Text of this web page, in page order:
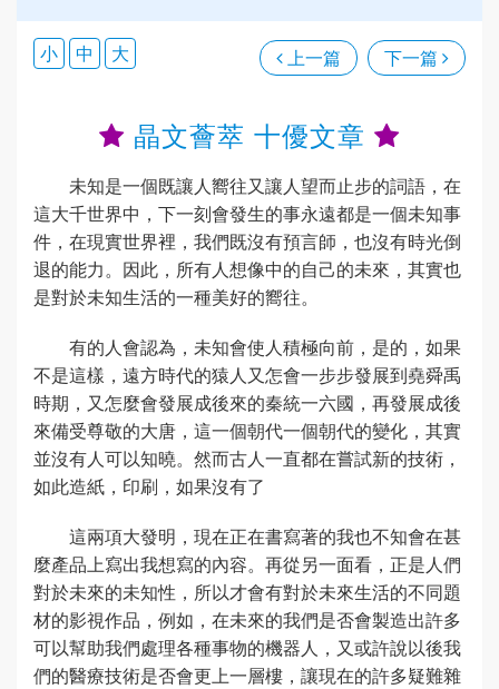
上一篇 下一篇
小 中 大
晶文薈萃 十優文章
未知是一個既讓人嚮往又讓人望而止步的詞語，在
這大千世界中，下一刻會發生的事永遠都是一個未知事
件，在現實世界裡，我們既沒有預言師，也沒有時光倒
退的能力。因此，所有人想像中的自己的未來，其實也
是對於未知生活的一種美好的嚮往。
有的人會認為，未知會使人積極向前，是的，如果
不是這樣，遠方時代的猿人又怎會一步步發展到堯舜禹
時期，又怎麼會發展成後來的秦統一六國，再發展成後
來備受尊敬的大唐，這一個朝代一個朝代的變化，其實
並沒有人可以知曉。然而古人一直都在嘗試新的技術，
如此造紙，印刷，如果沒有了
這兩項大發明，現在正在書寫著的我也不知會在甚
麼產品上寫出我想寫的內容。再從另一面看，正是人們
對於未來的未知性，所以才會有對於未來生活的不同題
材的影視作品，例如，在未來的我們是否會製造出許多
可以幫助我們處理各種事物的機器人，又或許說以後我
們的醫療技術是否會更上一層樓，讓現在的許多疑難雜